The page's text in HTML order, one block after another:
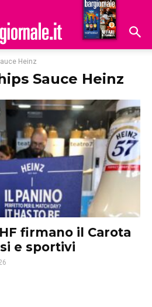
Hoteldomani
Heinz
Sauce Heinz
firmano il Carota
e sportivi